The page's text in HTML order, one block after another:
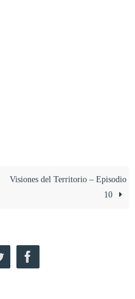
Visiones del Territorio – Episodio
10